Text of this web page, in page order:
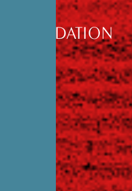
LA FONDATION